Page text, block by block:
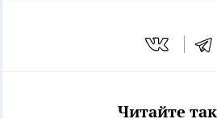
Читайте